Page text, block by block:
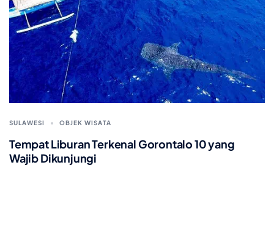
SULAWESI OBJEK WISATA
Tempat Liburan Terkenal Gorontalo 10 yang
Wajib Dikunjungi